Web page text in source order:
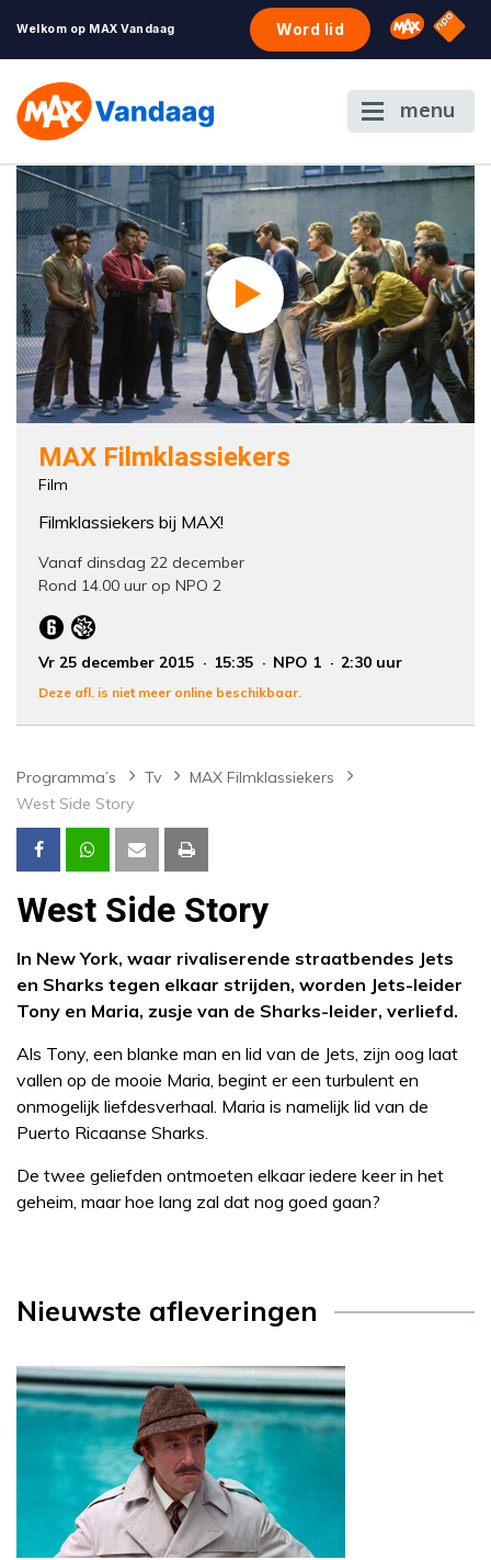
Welkom op MAX Vandaag Word lid Omroep
NPO
menu
MAX Filmklassiekers
Film
Filmklassiekers bij MAX!
Vanaf dinsdag 22 december
Rond 14.00 uur op NPO 2
Vr 25 december 2015 15:35 NPO 1 2:30 uur
Deze afl. is niet meer online beschikbaar.
Programma’s Tv
MAX Filmklassiekers
West Side Story
West Side Story
In New York, waar rivaliserende straatbendes Jets
en Sharks tegen elkaar strijden, worden Jets-leider
Tony en Maria, zusje van de Sharks-leider, verliefd.
Als Tony, een blanke man en lid van de Jets, zijn oog laat
vallen op de mooie Maria, begint er een turbulent en
onmogelijk liefdesverhaal. Maria is namelijk lid van de
Puerto Ricaanse Sharks.
De twee geliefden ontmoeten elkaar iedere keer in het
geheim, maar hoe lang zal dat nog goed gaan?
Nieuwste afleveringen